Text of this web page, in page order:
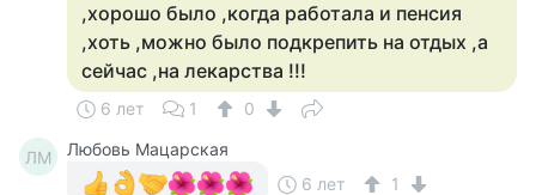
,хорошо было ,когда работала и пенсия
,хоть ,можно было подкрепить на отдых ,а
сейчас ,на лекарства !!!
6 лет 1 0
ЛМ
Любовь Мацарская
6 лет
1